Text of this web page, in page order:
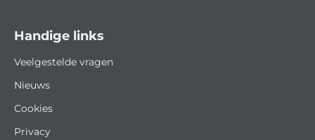
Handige links
Veelgestelde vragen
Nieuws
Cookies
Privacy